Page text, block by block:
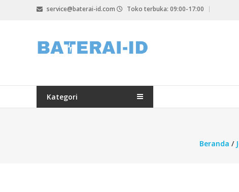
service@baterai-id.com Toko terbuka: 09:00-17:00
bateria-
id.com
Kategori
Beranda /